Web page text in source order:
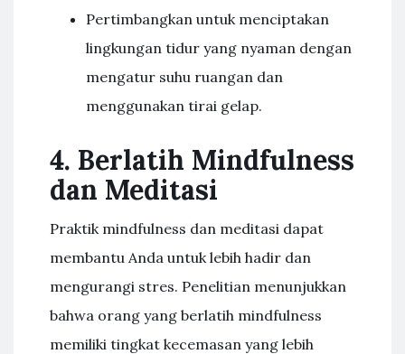
Pertimbangkan untuk menciptakan
lingkungan tidur yang nyaman dengan
mengatur suhu ruangan dan
menggunakan tirai gelap.
4. Berlatih Mindfulness
dan Meditasi
Praktik mindfulness dan meditasi dapat
membantu Anda untuk lebih hadir dan
mengurangi stres. Penelitian menunjukkan
bahwa orang yang berlatih mindfulness
memiliki tingkat kecemasan yang lebih